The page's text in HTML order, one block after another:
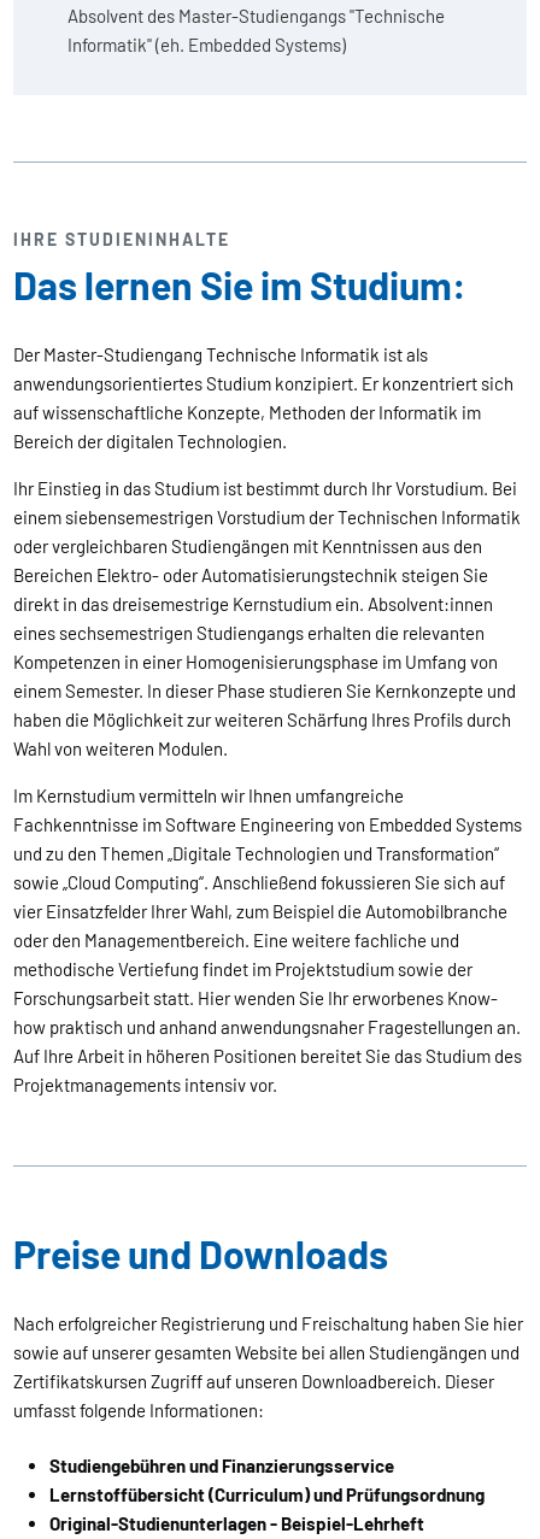
Absolvent des Master-Studiengangs "Technische
Informatik" (eh. Embedded Systems)
IHRE STUDIENINHALTE
Das lernen Sie im Studium:
Der Master-Studiengang Technische Informatik ist als
anwendungsorientiertes Studium konzipiert. Er konzentriert sich
auf wissenschaftliche Konzepte, Methoden der Informatik im
Bereich der digitalen Technologien.
Ihr Einstieg in das Studium ist bestimmt durch Ihr Vorstudium. Bei
einem siebensemestrigen Vorstudium der Technischen Informatik
oder vergleichbaren Studiengängen mit Kenntnissen aus den
Bereichen Elektro- oder Automatisierungstechnik steigen Sie
direkt in das dreisemestrige Kernstudium ein. Absolvent:innen
eines sechsemestrigen Studiengangs erhalten die relevanten
Kompetenzen in einer Homogenisierungsphase im Umfang von
einem Semester. In dieser Phase studieren Sie Kernkonzepte und
haben die Möglichkeit zur weiteren Schärfung Ihres Profils durch
Wahl von weiteren Modulen.
Im Kernstudium vermitteln wir Ihnen umfangreiche
Fachkenntnisse im Software Engineering von Embedded Systems
und zu den Themen „Digitale Technologien und Transformation“
sowie „Cloud Computing“. Anschließend fokussieren Sie sich auf
vier Einsatzfelder Ihrer Wahl, zum Beispiel die Automobilbranche
oder den Managementbereich. Eine weitere fachliche und
methodische Vertiefung findet im Projektstudium sowie der
Forschungsarbeit statt. Hier wenden Sie Ihr erworbenes Know-
how praktisch und anhand anwendungsnaher Fragestellungen an.
Auf Ihre Arbeit in höheren Positionen bereitet Sie das Studium des
Projektmanagements intensiv vor.
Preise und Downloads
Nach erfolgreicher Registrierung und Freischaltung haben Sie hier
sowie auf unserer gesamten Website bei allen Studiengängen und
Zertifikatskursen Zugriff auf unseren Downloadbereich. Dieser
umfasst folgende Informationen:
Studiengebühren und Finanzierungsservice
Lernstoffübersicht (Curriculum) und Prüfungsordnung
Original-Studienunterlagen - Beispiel-Lehrheft